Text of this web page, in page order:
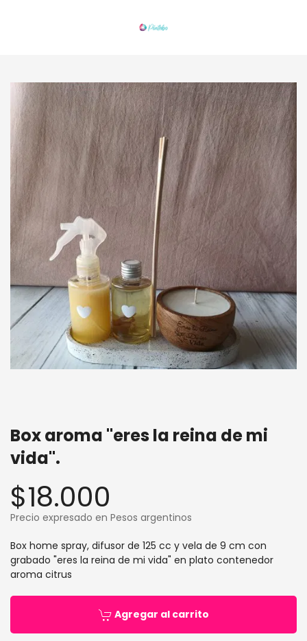
Box aroma "eres la reina de mi
vida".
$18.000
Precio expresado en Pesos argentinos
Box home spray, difusor de 125 cc y vela de 9 cm con
grabado "eres la reina de mi vida" en plato contenedor
aroma citrus
Agregar al carrito